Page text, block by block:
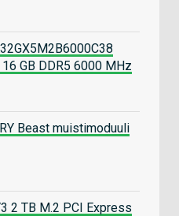
GB DDR5 6000 MHz
Beast muistimoduuli
2 TB M.2 PCI Express